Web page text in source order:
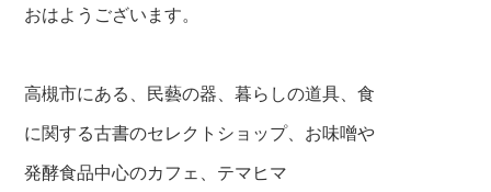
おはようございます。
高槻市にある、民藝の器、暮らしの道具、食
に関する古書のセレクトショップ、お味噌や
発酵食品中心のカフェ、テマヒマ